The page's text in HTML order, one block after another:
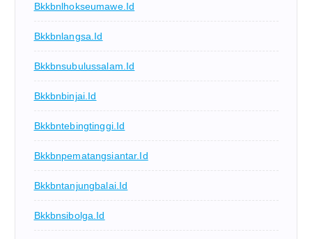
Bkkbnlhokseumawe.id
Bkkbnlangsa.id
Bkkbnsubulussalam.id
Bkkbnbinjai.id
Bkkbntebingtinggi.id
Bkkbnpematangsiantar.id
Bkkbntanjungbalai.id
Bkkbnsibolga.id